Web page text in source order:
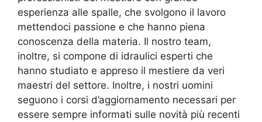
esperienza alle spalle, che svolgono il lavoro
mettendoci passione e che hanno piena
conoscenza della materia. Il nostro team,
inoltre, si compone di idraulici esperti che
hanno studiato e appreso il mestiere da veri
maestri del settore. Inoltre, i nostri uomini
seguono i corsi d’aggiornamento necessari per
essere sempre informati sulle novità più recenti